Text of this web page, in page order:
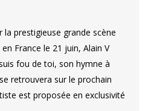
la prestigieuse grande scène
France le 21 juin, Alain V
fou de toi, son hymne à
retrouvera sur le prochain
est proposée en exclusivité